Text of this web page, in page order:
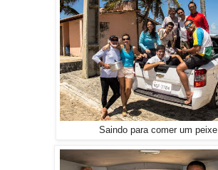
Saindo para comer um peixe.